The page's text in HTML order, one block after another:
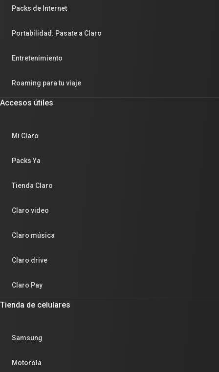
Packs de Internet
Portabilidad: Pasate a Claro
Entretenimiento
Roaming para tu viaje
Accesos útiles
Mi Claro
Packs Ya
Tienda Claro
Claro video
Claro música
Claro drive
Claro Pay
Tienda de celulares
Samsung
Motorola